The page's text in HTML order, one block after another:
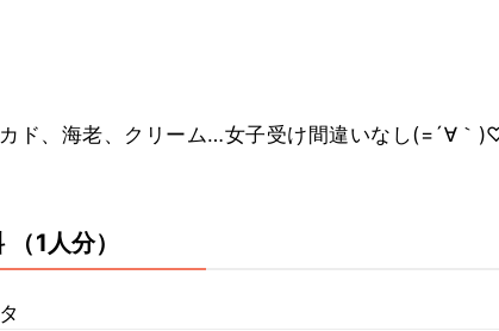
ド、海老、クリーム…女子受け間違いなし(=´∀｀
（1人分）